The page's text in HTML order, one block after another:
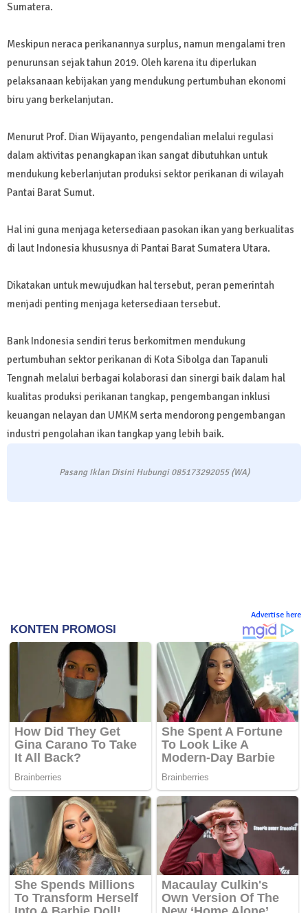
Sumatera.
Meskipun neraca perikanannya surplus, namun mengalami tren
penurunsan sejak tahun 2019. Oleh karena itu diperlukan
pelaksanaan kebijakan yang mendukung pertumbuhan ekonomi
biru yang berkelanjutan.
Menurut Prof. Dian Wijayanto, pengendalian melalui regulasi
dalam aktivitas penangkapan ikan sangat dibutuhkan untuk
mendukung keberlanjutan produksi sektor perikanan di wilayah
Pantai Barat Sumut.
Hal ini guna menjaga ketersediaan pasokan ikan yang berkualitas
di laut Indonesia khususnya di Pantai Barat Sumatera Utara.
Dikatakan untuk mewujudkan hal tersebut, peran pemerintah
menjadi penting menjaga ketersediaan tersebut.
Bank Indonesia sendiri terus berkomitmen mendukung
pertumbuhan sektor perikanan di Kota Sibolga dan Tapanuli
Tengnah melalui berbagai kolaborasi dan sinergi baik dalam hal
kualitas produksi perikanan tangkap, pengembangan inklusi
keuangan nelayan dan UMKM serta mendorong pengembangan
industri pengolahan ikan tangkap yang lebih baik.
Pasang Iklan Disini Hubungi 085173292055 (WA)
Advertise here